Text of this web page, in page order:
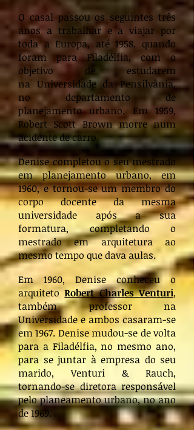
O casal passou os seguintes três
anos a trabalhar e a viajar por
toda a Europa, até 1958, quando
foram para Filadélfia, com o
objetivo de estudarem
na Universidade da Pensilvânia,
no departamento de
planejamento urbano. Em 1959,
Robert Scott Brown morre num
acidente de carro.
Denise completou o seu mestrado
em planejamento urbano, em
1960, e tornou-se um membro do
corpo docente da mesma
universidade após a sua
formatura, completando o
mestrado em arquitetura ao
mesmo tempo que dava aulas.
Em 1960, Denise conheceu o
arquitetoRobert Charles Venturi,
também professor na
Universidade e ambos casaram-se
em 1967. Denise mudou-se de volta
para a Filadélfia, no mesmo ano,
para se juntar à empresa do seu
marido, Venturi & Rauch,
tornando-se diretora responsável
pelo planeamento urbano, no ano
de 1969.